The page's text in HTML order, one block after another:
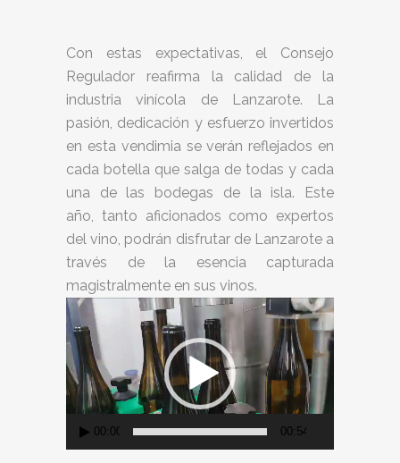
Con estas expectativas, el Consejo
Regulador reafirma la calidad de la
industria vinícola de Lanzarote. La
pasión, dedicación y esfuerzo invertidos
en esta vendimia se verán reflejados en
cada botella que salga de todas y cada
una de las bodegas de la isla. Este
año, tanto aficionados como expertos
del vino, podrán disfrutar de Lanzarote a
través de la esencia capturada
magistralmente en sus vinos.
Reproductor
de
vídeo
00:00 00:54